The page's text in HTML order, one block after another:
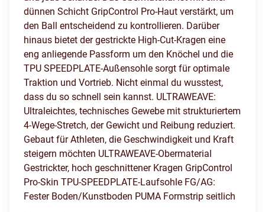
dünnen Schicht GripControl Pro-Haut verstärkt, um
den Ball entscheidend zu kontrollieren. Darüber
hinaus bietet der gestrickte High-Cut-Kragen eine
eng anliegende Passform um den Knöchel und die
TPU SPEEDPLATE-Außensohle sorgt für optimale
Traktion und Vortrieb. Nicht einmal du wusstest,
dass du so schnell sein kannst. ULTRAWEAVE:
Ultraleichtes, technisches Gewebe mit strukturiertem
4-Wege-Stretch, der Gewicht und Reibung reduziert.
Gebaut für Athleten, die Geschwindigkeit und Kraft
steigern möchten ULTRAWEAVE-Obermaterial
Gestrickter, hoch geschnittener Kragen GripControl
Pro-Skin TPU-SPEEDPLATE-Laufsohle FG/AG:
Fester Boden/Kunstboden PUMA Formstrip seitlich